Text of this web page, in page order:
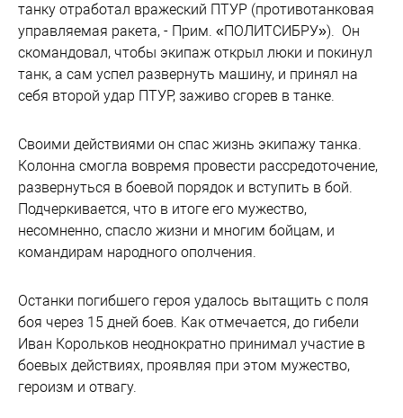
танку отработал вражеский ПТУР (противотанковая
управляемая ракета, - Прим. «ПОЛИТСИБРУ»). Он
скомандовал, чтобы экипаж открыл люки и покинул
танк, а сам успел развернуть машину, и принял на
себя второй удар ПТУР, заживо сгорев в танке.
Своими действиями он спас жизнь экипажу танка.
Колонна смогла вовремя провести рассредоточение,
развернуться в боевой порядок и вступить в бой.
Подчеркивается, что в итоге его мужество,
несомненно, спасло жизни и многим бойцам, и
командирам народного ополчения.
Останки погибшего героя удалось вытащить с поля
боя через 15 дней боев. Как отмечается, до гибели
Иван Корольков неоднократно принимал участие в
боевых действиях, проявляя при этом мужество,
героизм и отвагу.